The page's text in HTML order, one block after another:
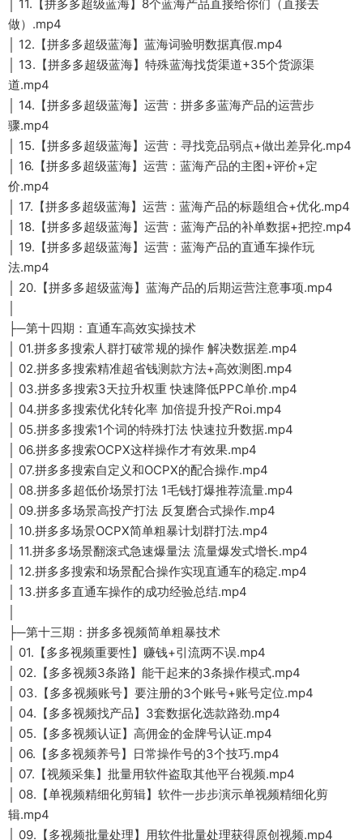
│ 11.【拼多多超级蓝海】8个蓝海产品直接给你们（直接去
做）.mp4
│ 12.【拼多多超级蓝海】蓝海词验明数据真假.mp4
│ 13.【拼多多超级蓝海】特殊蓝海找货渠道+35个货源渠
道.mp4
│ 14.【拼多多超级蓝海】运营：拼多多蓝海产品的运营步
骤.mp4
│ 15.【拼多多超级蓝海】运营：寻找竞品弱点+做出差异化.mp4
│ 16.【拼多多超级蓝海】运营：蓝海产品的主图+评价+定
价.mp4
│ 17.【拼多多超级蓝海】运营：蓝海产品的标题组合+优化.mp4
│ 18.【拼多多超级蓝海】运营：蓝海产品的补单数据+把控.mp4
│ 19.【拼多多超级蓝海】运营：蓝海产品的直通车操作玩
法.mp4
│ 20.【拼多多超级蓝海】蓝海产品的后期运营注意事项.mp4
├─第十四期：直通车高效实操技术
│ 01.拼多多搜索人群打破常规的操作 解决数据差.mp4
│ 02.拼多多搜索精准超省钱测款方法+高效测图.mp4
│ 03.拼多多搜索3天拉升权重 快速降低PPC单价.mp4
│ 04.拼多多搜索优化转化率 加倍提升投产Roi.mp4
│ 05.拼多多搜索1个词的特殊打法 快速拉升数据.mp4
│ 06.拼多多搜索OCPX这样操作才有效果.mp4
│ 07.拼多多搜索自定义和OCPX的配合操作.mp4
│ 08.拼多多超低价场景打法 1毛钱打爆推荐流量.mp4
│ 09.拼多多场景高投产打法 反复磨合式操作.mp4
│ 10.拼多多场景OCPX简单粗暴计划群打法.mp4
│ 11.拼多多场景翻滚式急速爆量法 流量爆发式增长.mp4
│ 12.拼多多搜索和场景配合操作实现直通车的稳定.mp4
│ 13.拼多多直通车操作的成功经验总结.mp4
├─第十三期：拼多多视频简单粗暴技术
│ 01.【多多视频重要性】赚钱+引流两不误.mp4
│ 02.【多多视频3条路】能干起来的3条操作模式.mp4
│ 03.【多多视频账号】要注册的3个账号+账号定位.mp4
│ 04.【多多视频找产品】3套数据化选款路劲.mp4
│ 05.【多多视频认证】高佣金的金牌号认证.mp4
│ 06.【多多视频养号】日常操作号的3个技巧.mp4
│ 07.【视频采集】批量用软件盗取其他平台视频.mp4
│ 08.【单视频精细化剪辑】软件一步步演示单视频精细化剪
辑.mp4
│ 09.【多视频批量处理】用软件批量处理获得原创视频.mp4